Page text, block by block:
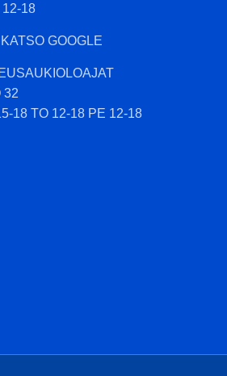
12-18
GOOGLE
32
18 TO 12-18 PE 12-18